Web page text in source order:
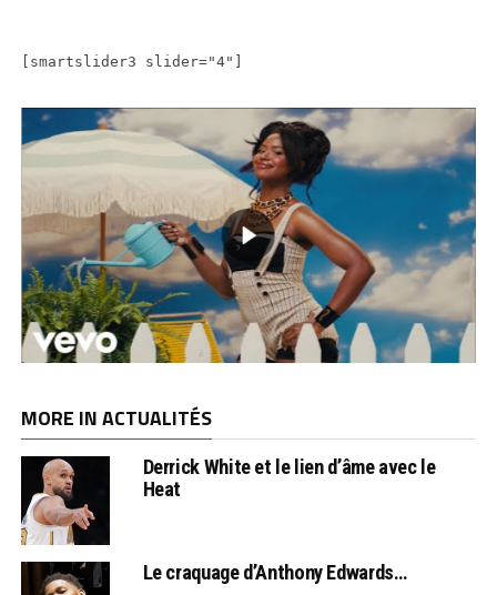
[smartslider3 slider="4"]
MORE IN ACTUALITÉS
Derrick White et le lien d’âme avec le
Heat
Le craquage d’Anthony Edwards…